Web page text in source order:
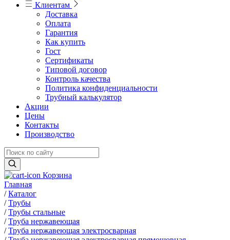
Клиентам
Доставка
Оплата
Гарантия
Как купить
Гост
Сертификаты
Типовой договор
Контроль качества
Политика конфиденциальности
Трубный калькулятор
Акции
Цены
Контакты
Производство
Корзина
Главная
/ Каталог
/ Трубы
/ Трубы стальные
/ Труба нержавеющая
/ Труба нержавеющая электросварная